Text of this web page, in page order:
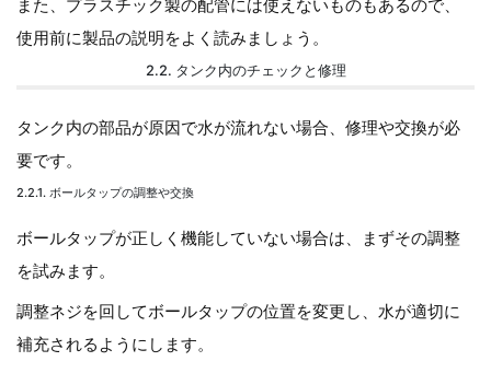
また、プラスチック製の配管には使えないものもあるので、
使用前に製品の説明をよく読みましょう。
2.2. タンク内のチェックと修理
タンク内の部品が原因で水が流れない場合、修理や交換が必
要です。
2.2.1. ボールタップの調整や交換
ボールタップが正しく機能していない場合は、まずその調整
を試みます。
調整ネジを回してボールタップの位置を変更し、水が適切に
補充されるようにします。